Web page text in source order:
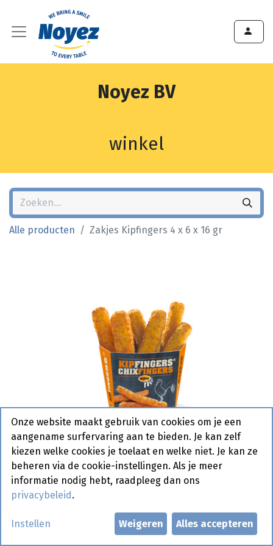
Noyez BV
winkel
Alle producten Zakjes Kipfingers 4 x 6 x 16 gr
Zakjes Kipfingers 4 x 6 x 16 gr
Actief
Onze website maakt gebruik van cookies om je een
aangename surfervaring aan te bieden. Je kan zelf
kiezen welke cookies je toelaat en welke niet. Je kan ze
beheren via de cookie-instellingen. Als je meer
informatie nodig hebt, raadpleeg dan ons
privacybeleid .
Instellen Weigeren Alles accepteren